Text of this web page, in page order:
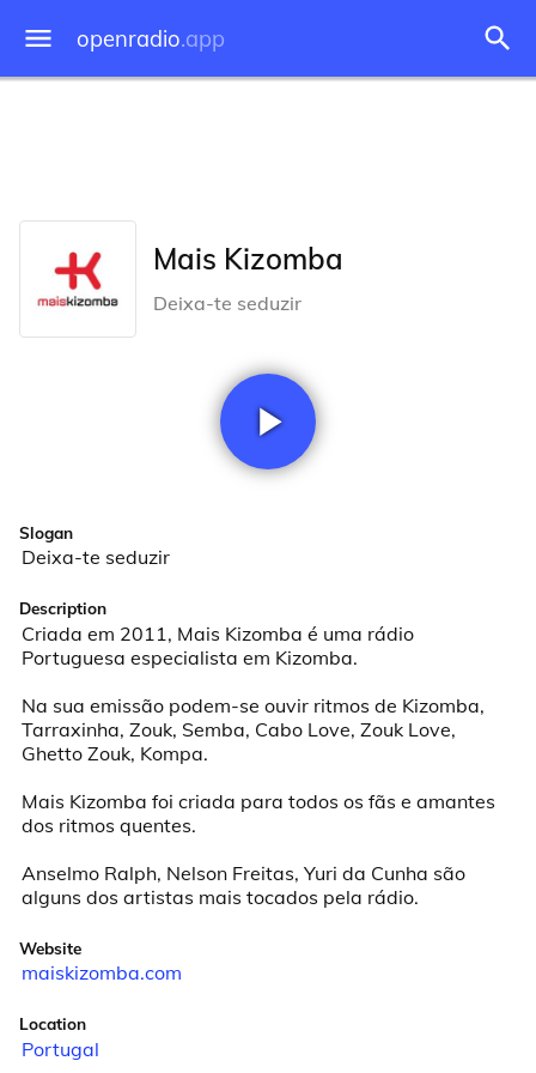
openradio.app
Mais Kizomba
Deixa-te seduzir
Slogan
Deixa-te seduzir
Description
Criada em 2011, Mais Kizomba é uma rádio
Portuguesa especialista em Kizomba.
Na sua emissão podem-se ouvir ritmos de Kizomba,
Tarraxinha, Zouk, Semba, Cabo Love, Zouk Love,
Ghetto Zouk, Kompa.
Mais Kizomba foi criada para todos os fãs e amantes
dos ritmos quentes.
Anselmo Ralph, Nelson Freitas, Yuri da Cunha são
alguns dos artistas mais tocados pela rádio.
Website
maiskizomba.com
Location
Portugal